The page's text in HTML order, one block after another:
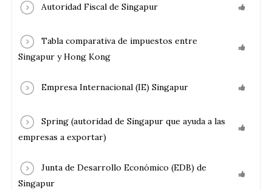
Autoridad Fiscal de Singapur
Tabla comparativa de impuestos entre
Singapur y Hong Kong
Empresa Internacional (IE) Singapur
Spring (autoridad de Singapur que ayuda a las
empresas a exportar)
Junta de Desarrollo Económico (EDB) de
Singapur